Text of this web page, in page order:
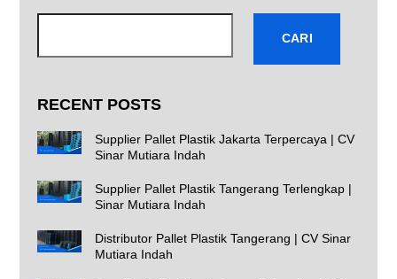
CARI
RECENT POSTS
Supplier Pallet Plastik Jakarta Terpercaya | CV
Sinar Mutiara Indah
Supplier Pallet Plastik Tangerang Terlengkap |
Sinar Mutiara Indah
Distributor Pallet Plastik Tangerang | CV Sinar
Mutiara Indah